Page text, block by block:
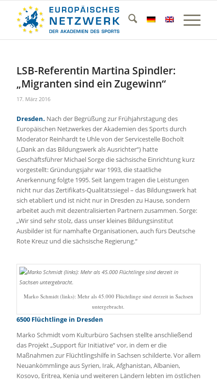
LSB-Referentin Martina Spindler:
„Migranten sind ein Zugewinn“
17. März 2016
Dresden. Nach der Begrüßung zur Frühjahrstagung des
Europäischen Netzwerkes der Akademien des Sports durch
Moderator Reinhardt te Uhle von der Servicestelle Bocholt
(„Dank an das Bildungswerk als Ausrichter“) hatte
Geschäftsführer Michael Sorge die sächsische Einrichtung kurz
vorgestellt: Gründungsjahr war 1993, die staatliche
Anerkennung folgte 1995. Seit langem tragen die Leistungen
nicht nur das Zertifikats-Qualitätssiegel – das Bildungswerk hat
sich etabliert und ist nicht nur in Dresden zu Hause, sondern
arbeitet auch mit dezentralisierten Partnern zusammen. Sorge:
„Wir sind sehr stolz, dass unser kleines Bildungsinstitut
Ausbilder ist für namhafte Organisationen, auch fürs Deutsche
Rote Kreuz und die sächsische Regierung.“
Marko Schmidt (links): Mehr als 45.000 Flüchtlinge sind derzeit in Sachsen
untergebracht.
6500 Flüchtlinge in Dresden
Marko Schmidt vom Kulturbüro Sachsen stellte anschließend
das Projekt „Support für Initiative“ vor, in dem er die
Maßnahmen zur Flüchtlingshilfe in Sachsen schilderte. Vor allem
Neuankömmlinge aus Syrien, Irak, Afghanistan, Albanien,
Kosovo, Eritrea, Kenia und weiteren Ländern lebten im östlichen